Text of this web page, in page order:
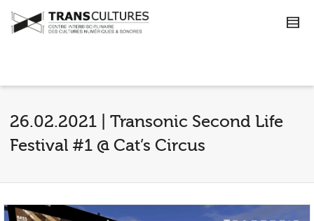
26.02.2021 | Transonic Second Life
Festival #1 @ Cat’s Circus